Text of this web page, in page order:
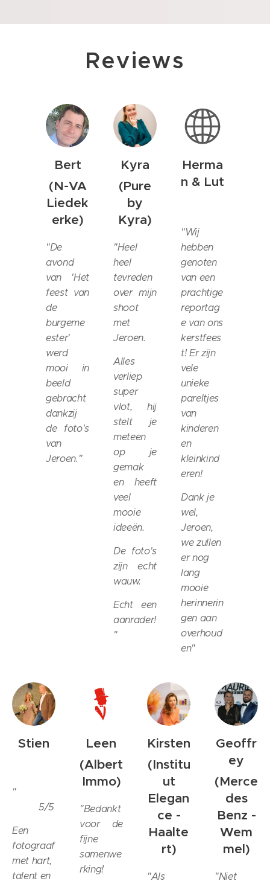
Reviews
Bert
(N-VA
Liedek
erke)
"De
avond
van 'Het
feest van
de
burgeme
ester'
werd
mooi in
beeld
gebracht
dankzij
de foto's
van
Jeroen. "
Kyra
(Pure
by
Kyra)
"Heel
heel
tevreden
over mijn
shoot
met
Jeroen.
Alles
verliep
super
vlot, hij
stelt je
meteen
op je
gemak
en heeft
veel
mooie
ideeën.
De foto's
zijn echt
wauw.
Echt een
aanrader!
"
Herma
n & Lut
"Wij
hebben
genoten
van een
prachtige
reportag
e van ons
kerstfees
t! Er zijn
vele
unieke
pareltjes
van
kinderen
en
kleinkind
eren!
Dank je
wel,
Jeroen,
we zullen
er nog
lang
mooie
herinnerin
gen aan
overhoud
en"
Stien
"⭐️⭐️⭐️
⭐️⭐️ 5/5
Een
fotograaf
met hart,
talent en
Leen
(Albert
Immo)
"Bedankt
voor de
fijne
samenwe
rking!
Kirsten
(Institu
ut
Elegan
ce -
Haalte
rt)
"Als
Geoffr
ey
(Merce
des
Benz -
Wem
mel)
"Niet